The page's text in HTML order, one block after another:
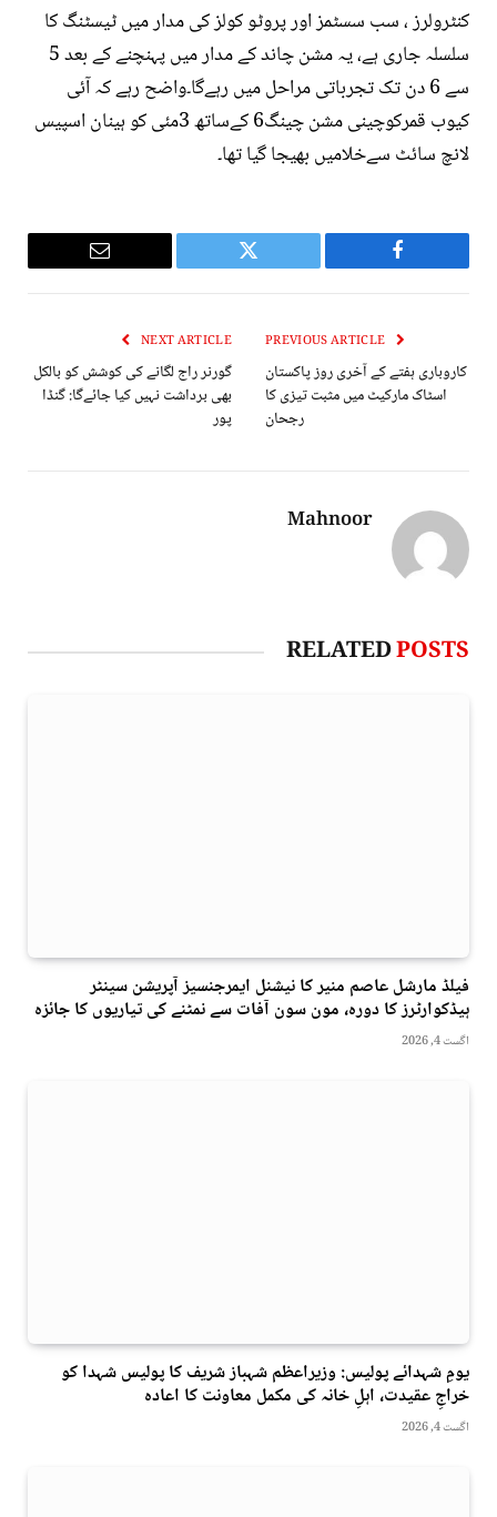
کنٹرولرز ، سب سسٹمز اور پروٹو کولز کی مدار میں ٹیسٹنگ کا
سلسلہ جاری ہے، یہ مشن چاند کے مدار میں پہنچنے کے بعد 5
سے 6 دن تک تجرباتی مراحل میں رہےگا۔واضح رہے کہ آئی
کیوب قمرکوچینی مشن چینگ6 کےساتھ 3مئی کو ہینان اسپیس
لانچ سائٹ سےخلامیں بھیجا گیا تھا۔
Facebook
Twitter
Email
کاروباری ہفتے کے آخری روز پاکستان
اسٹاک مارکیٹ میں مثبت تیزی کا
رجحان
NEXT ARTICLE
گورنر راج لگانے کی کوشش کو بالکل
بھی برداشت نہیں کیا جائےگا: گنڈا
پور
Mahnoor
RELATEDPOSTS
فیلڈ مارشل عاصم منیر کا نیشنل ایمرجنسیز آپریشن سینٹر
ہیڈکوارٹرز کا دورہ، مون سون آفات سے نمٹنے کی تیاریوں کا جائزہ
اگست 4, 2026
یومِ شہدائے پولیس: وزیراعظم شہباز شریف کا پولیس شہدا کو
خراجِ عقیدت، اہلِ خانہ کی مکمل معاونت کا اعادہ
اگست 4, 2026